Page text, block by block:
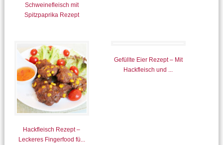
Schweinefleisch mit
Spitzpaprika Rezept
Hackfleisch Rezept –
Leckeres Fingerfood fü...
Gefüllte Eier Rezept – Mit
Hackfleisch und ...